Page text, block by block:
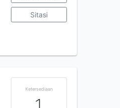
Sitasi
Ketersediaan